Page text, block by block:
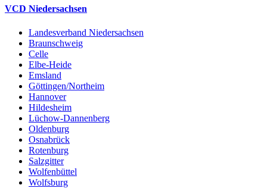
VCD Niedersachsen
Landesverband Niedersachsen
Braunschweig
Celle
Elbe-Heide
Emsland
Göttingen/Northeim
Hannover
Hildesheim
Lüchow-Dannenberg
Oldenburg
Osnabrück
Rotenburg
Salzgitter
Wolfenbüttel
Wolfsburg